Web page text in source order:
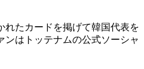
たカードを掲げて韓国代表を
はトッテナムの公式ソーシャ